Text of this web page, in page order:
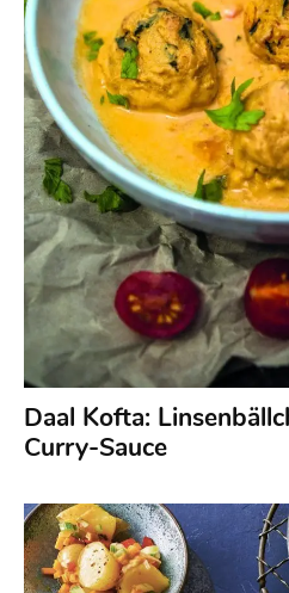
Daal Kofta:
Curry-Sauce